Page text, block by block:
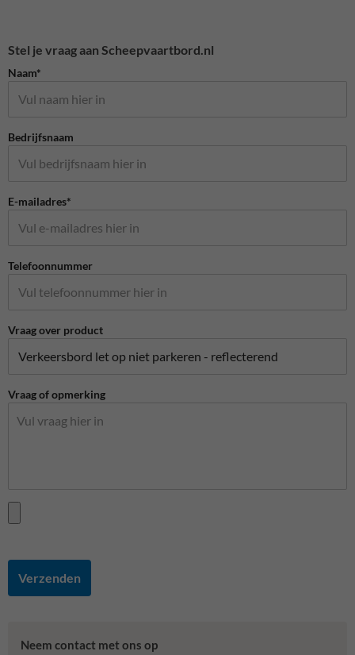
Stel je vraag aan Scheepvaartbord.nl
Naam*
Bedrijfsnaam
E-mailadres*
Telefoonnummer
Vraag over product
Vraag of opmerking
Verzenden
Neem contact met ons op